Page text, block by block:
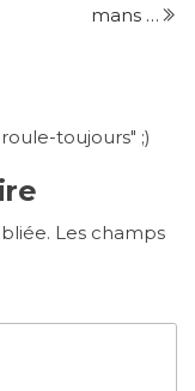
mans …
toujours" ;)
Les champs